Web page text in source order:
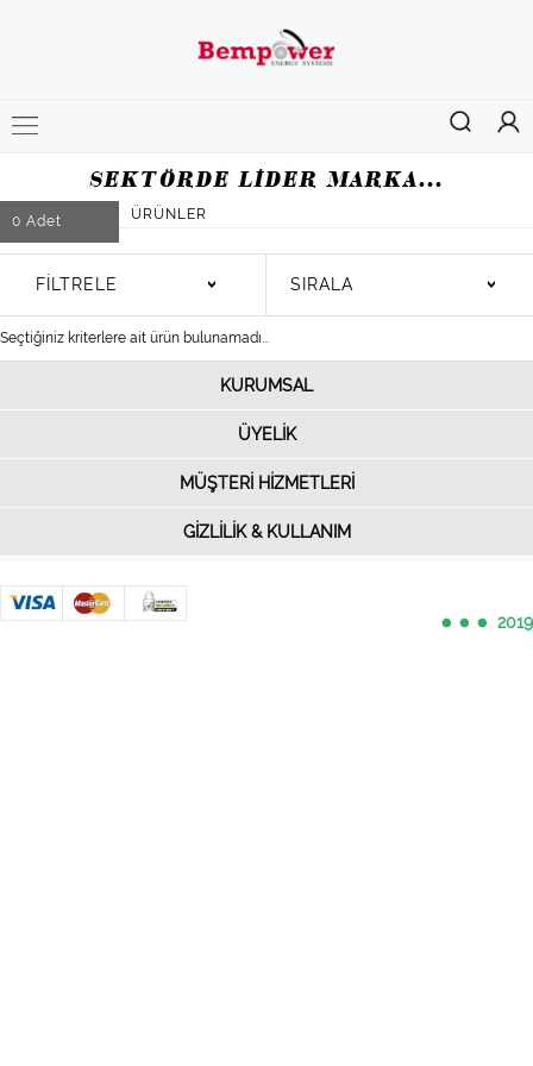
SEKTÖRDE LİDER MARKA...
0 Adet ÜRÜNLER
FİLTRELE SIRALA
Seçtiğiniz kriterlere ait ürün bulunamadı...
KURUMSAL
ÜYELİK
MÜŞTERİ HİZMETLERİ
GİZLİLİK & KULLANIM
••• 2019